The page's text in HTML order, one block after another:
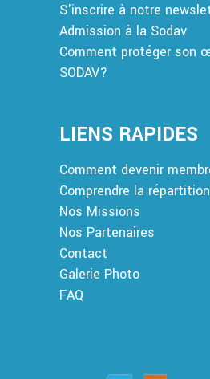
S'inscrire à notre
Admission à la Sodav
Comment protéger son
SODAV?
LIENS RAPIDES
Comment devenir
Comprendre la répartition
Nos Missions
Nos Partenaires
Contact
Galerie Photo
FAQ